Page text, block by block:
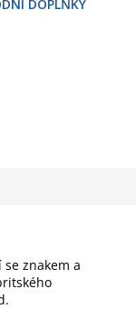
DOPLŇKY
znakem a